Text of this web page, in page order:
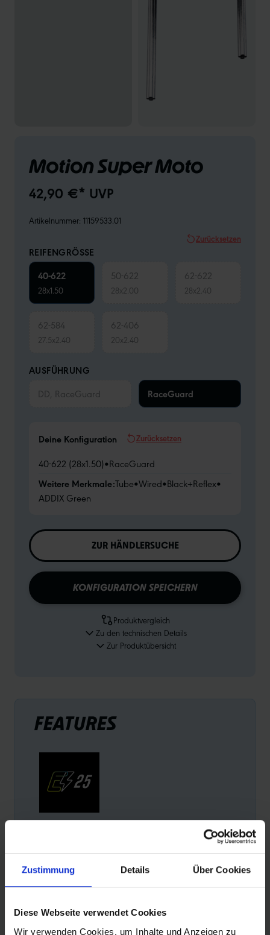
Zustimmung Details Über Cookies
Diese Webseite verwendet Cookies
Wir verwenden Cookies, um Inhalte und Anzeigen zu
Motion Super Moto
42,90 €* UVP
Artikelnummer: 11159533.01
Zurücksetzen
REIFENGRÖSSE
40-622
28x1.50
50-622
28x2.00
62-622
28x2.40
62-584
27.5x2.40
62-406
20x2.40
AUSFÜHRUNG
DD, RaceGuard RaceGuard
Deine Konfiguration Zurücksetzen
40-622 (28x1.50)•RaceGuard
Weitere Merkmale:Tube•Wired•Black+Reflex•
ADDIX Green
ZUR HÄNDLERSUCHE
KONFIGURATION SPEICHERN
Produktvergleich
Zu den technischen Details
Zur Produktübersicht
FEATURES
Wahl für alle Pedelecs mit einer Tretunterstützung bis 25